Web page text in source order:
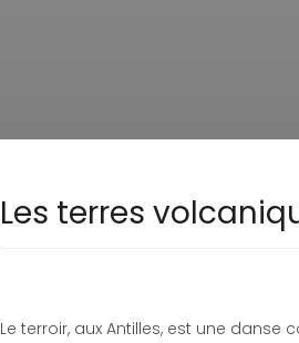
Les terres
Le terroir, aux Antilles, est une